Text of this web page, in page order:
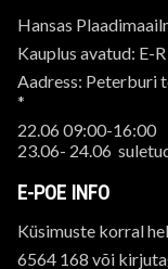
Hansas
Kauplus avatud: E-
Aadress: Peterburi
*
22.06 09:00-16:00
23.06- 24.06
E-POE INFO
Küsimuste korral
6564 168 või